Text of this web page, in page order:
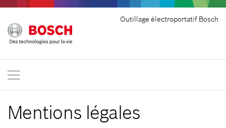
Outillage électroportatif Bosch
Mentions légales